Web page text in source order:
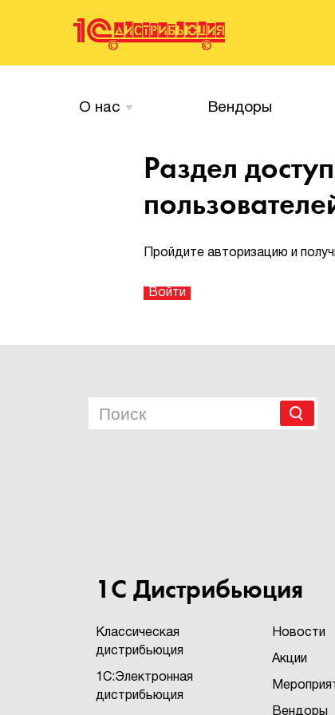
О нас Вендоры
Раздел
Пройдите авторизацию и
1С Дистрибьюция
Классическая
дистрибьюция
1С:Электронная
дистрибьюция
Новости
Акции
Вендоры